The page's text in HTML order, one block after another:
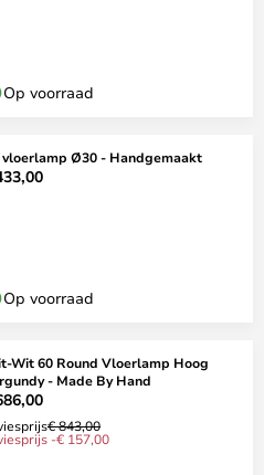
Op voorraad
vloerlamp Ø30 - Handgemaakt
Op voorraad
Wit 60 Round Vloerlamp Hoog
- Made By Hand
€ 843,00
-€ 157,00